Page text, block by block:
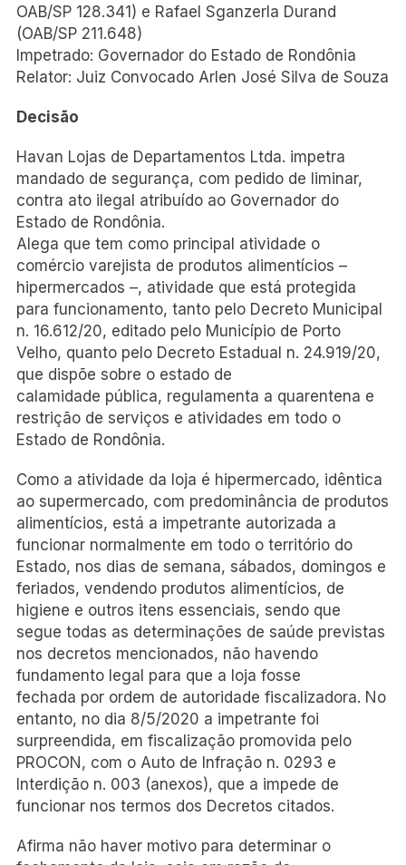
OAB/SP 128.341) e Rafael Sganzerla Durand
(OAB/SP 211.648)
Impetrado: Governador do Estado de Rondônia
Relator: Juiz Convocado Arlen José Silva de Souza
Decisão
Havan Lojas de Departamentos Ltda. impetra
mandado de segurança, com pedido de liminar,
contra ato ilegal atribuído ao Governador do
Estado de Rondônia.
Alega que tem como principal atividade o
comércio varejista de produtos alimentícios –
hipermercados –, atividade que está protegida
para funcionamento, tanto pelo Decreto Municipal
n. 16.612/20, editado pelo Município de Porto
Velho, quanto pelo Decreto Estadual n. 24.919/20,
que dispõe sobre o estado de
calamidade pública, regulamenta a quarentena e
restrição de serviços e atividades em todo o
Estado de Rondônia.
Como a atividade da loja é hipermercado, idêntica
ao supermercado, com predominância de produtos
alimentícios, está a impetrante autorizada a
funcionar normalmente em todo o território do
Estado, nos dias de semana, sábados, domingos e
feriados, vendendo produtos alimentícios, de
higiene e outros itens essenciais, sendo que
segue todas as determinações de saúde previstas
nos decretos mencionados, não havendo
fundamento legal para que a loja fosse
fechada por ordem de autoridade fiscalizadora. No
entanto, no dia 8/5/2020 a impetrante foi
surpreendida, em fiscalização promovida pelo
PROCON, com o Auto de Infração n. 0293 e
Interdição n. 003 (anexos), que a impede de
funcionar nos termos dos Decretos citados.
Afirma não haver motivo para determinar o